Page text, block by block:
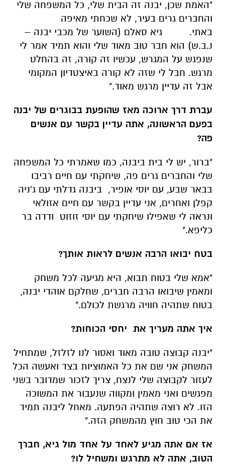
"האמת שכן, יבנה זה הבית שלי, כל המשפחה שלי
והחברים גרים בעיר, לא שכחתי מאיפה
באתי. גיא סאלם (השוער של מכבי יבנה –
נ.ב.ש) הוא חבר טוב מאוד שלי והוא תמיד אמר לי
שנפגש על המגרש, עכשיו זה קורה, זה בהחלט
מרגש. חבל לי שזה לא קורה באיצטדיון המקומי
אבל זה עדיין מרגש מאוד."
עברת דרך ארוכה מאז שהופעת בבוגרים של יבנה
בפעם הראשונה, אתה עדיין בקשר עם אנשים
פה?
"ברור, יש לי בית ביבנה, כמו שאמרתי כל המשפחה
שלי והחברים גרים פה, שיחקתי עם חיים רביבו
בבאר שבע, עם יוסי אופיר, ביבנה גדלתי עם ג'ניה
קפלן ואחרים, אני עדיין בקשר עם חיים אזולאי
ונראה לי שאפילו שיחקתי עם יוסי זוזוט ודדה בר
כליפא."
בטח יבואו הרבה אנשים לראות אותך?
"אמא שלי בטוח תבוא, היא מגיעה לכל משחק
ומאמין שיבואו הרבה חברים, שחלקם אוהדי יבנה,
בטוח שתהיה חוויה מרגשת לכולם."
איך אתה מעריך את יחסי הכוחות?
"יבנה קבוצה טובה מאוד ואסור לנו לזלזל, שמתחיל
המשחק אני שם את כל האמוציות בצד ואעשה הכל
לעזור לקבוצה שלי לנצח, צריך לזכור שמדובר בשני
מפגשים ואני מאמין ומקווה שנעבור את המשוכה
הזו. לא רוצה שתהיה הפתעה. מאחל ליבנה תמיד
את הכי טוב חוץ מהמשחק הזה."
אז אם אתה מגיע לאחד על אחד מול גיא, חברך
הטוב, אתה לא מתרגש ומשחיל לו?